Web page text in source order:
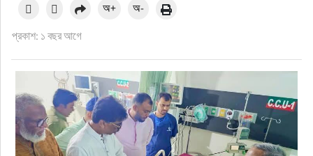
বৃহত্তর নোয়াখালী
খেলাধুলা
রাজনীতি
প্রকাশ: ১ বছর আগে
অ+ অ-